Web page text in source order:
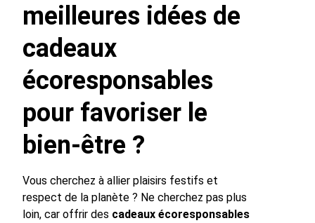
meilleures idées de
cadeaux
écoresponsables
pour favoriser le
bien-être ?
Vous cherchez à allier plaisirs festifs et
respect de la planète ? Ne cherchez pas plus
loin, car offrir des cadeaux écoresponsables